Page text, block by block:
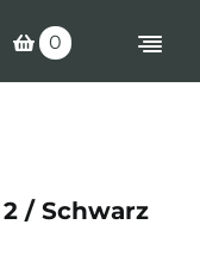
0
/ Schwarz